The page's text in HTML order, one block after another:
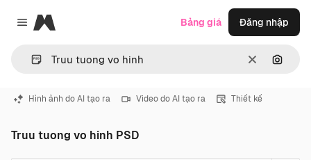
Close menu
Magnific
ThôngTìm
Bảng giá Đăng nhập
Hình ảnh do AI tạo ra Video do AI tạo ra Thiết kế
Truu tuong vo hinh PSD